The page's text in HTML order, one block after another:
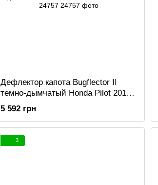
Дефлектор капота Bugflector II
темно-дымчатый Honda Pilot 2016 -
2022 AVS 24757
5 592 грн
3